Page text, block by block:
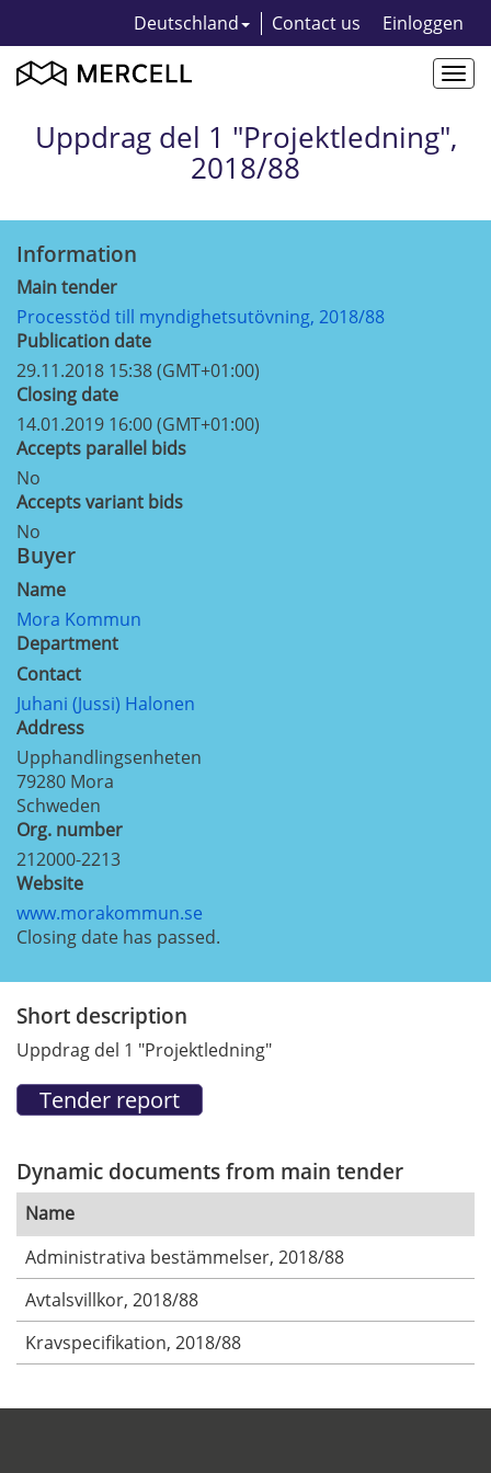
Deutschland Contact us Einloggen
Uppdrag del 1 "Projektledning",
2018/88
Information
Main tender
Processtöd till myndighetsutövning, 2018/88
Publication date
29.11.2018 15:38 (GMT+01:00)
Closing date
14.01.2019 16:00 (GMT+01:00)
Accepts parallel bids
No
Accepts variant bids
No
Buyer
Name
Mora Kommun
Department
Contact
Juhani (Jussi) Halonen
Address
Upphandlingsenheten
79280 Mora
Schweden
Org. number
212000-2213
Website
www.morakommun.se
Closing date has passed.
Short description
Uppdrag del 1 "Projektledning"
Dynamic documents from main tender
Name
Administrativa bestämmelser, 2018/88
Avtalsvillkor, 2018/88
Kravspecifikation, 2018/88